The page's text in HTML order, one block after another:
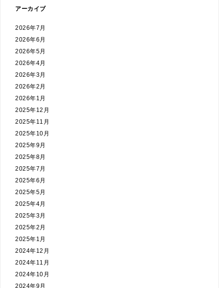
アーカイブ
2026年7月
2026年6月
2026年5月
2026年4月
2026年3月
2026年2月
2026年1月
2025年12月
2025年11月
2025年10月
2025年9月
2025年8月
2025年7月
2025年6月
2025年5月
2025年4月
2025年3月
2025年2月
2025年1月
2024年12月
2024年11月
2024年10月
2024年9月